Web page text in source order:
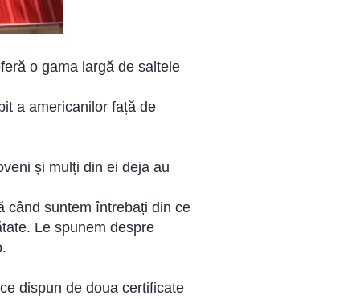
o gama largă de saltele
a americanilor față de
și mulți din ei deja au
când suntem întrebați din ce
Le spunem despre
dispun de doua certificate